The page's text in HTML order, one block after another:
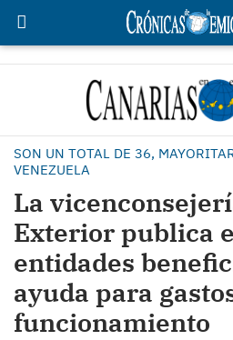
SON UN TOTAL DE 36,
VENEZUELA
La
Exterior publica
entidades
ayuda para
funcionamiento